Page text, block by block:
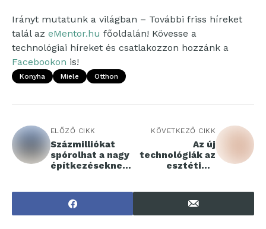
Irányt mutatunk a világban – További friss híreket
talál az eMentor.hu főoldalán! Kövesse a
technológiai híreket és csatlakozzon hozzánk a
Facebookon is!
Konyha Miele Otthon
ELŐZŐ CIKK
Százmilliókat
spórolhat a nagy
építkezéseknek
KÖVETKEZŐ CIKK
Az új
technológiák az
esztétikai
változást hoztak